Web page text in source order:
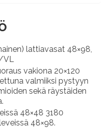
lattiavasat 48×98,
VL
vakiona 20×120
valmiiksi pystyyn
sekä räystäiden
48×48 3180
48×98.